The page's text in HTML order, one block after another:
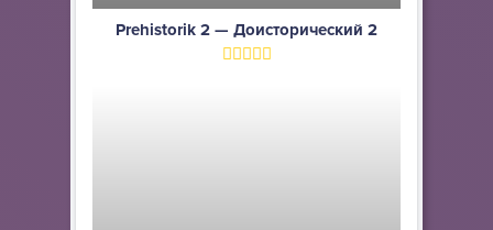
Prehistorik 2 — Доисторический 2